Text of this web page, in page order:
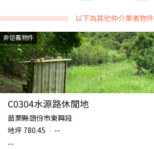
以下為其他仲介業者物件
非信義物件
C0304水源路休閒地
苗栗縣頭份市東興段
地坪 780.45
--
--